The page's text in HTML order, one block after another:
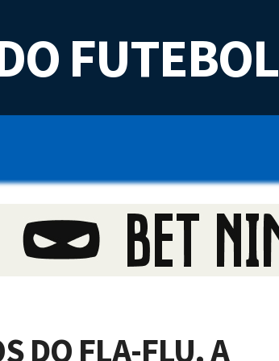
FUTEBOL
DO FLA-FLU. A